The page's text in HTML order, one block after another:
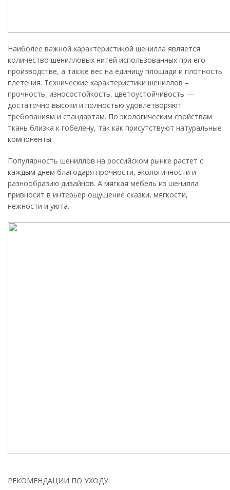
Наиболее важной характеристикой шенилла является
количество шенилловых нитей использованных при его
производстве, а также вес на единицу площади и плотность
плетения. Технические характеристики шениллов –
прочность, износостойкость, цветоустойчивость —
достаточно высоки и полностью удовлетворяют
требованиям и стандартам. По экологическим свойствам
ткань близка к гобелену, так как присутствуют натуральные
компоненты.
Популярность шениллов на российском рынке растет с
каждым днем благодаря прочности, экологичности и
разнообразию дизайнов. А мягкая мебель из шенилла
привносит в интерьер ощущение сказки, мягкости,
нежности и уюта.
РЕКОМЕНДАЦИИ ПО УХОДУ: